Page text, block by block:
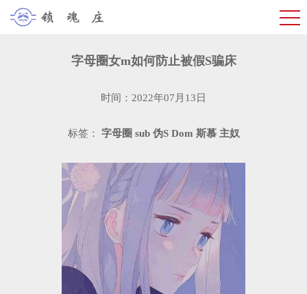
字母圈女m如何防止被假S骗床
时间：2022年07月13日
标签： 字母圈 sub 伪S Dom 斯慕 主奴